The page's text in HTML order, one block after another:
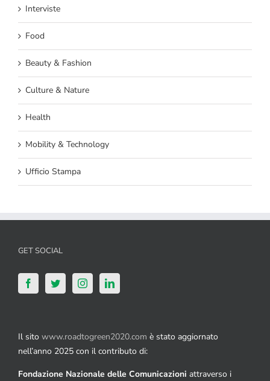
Interviste
Food
Beauty & Fashion
Culture & Nature
Health
Mobility & Technology
Ufficio Stampa
GET SOCIAL
Il sito www.roadtogreen2020.com è stato aggiornato
nell’anno 2025 con il contributo di:
Fondazione Nazionale delle Comunicazioni attraverso i